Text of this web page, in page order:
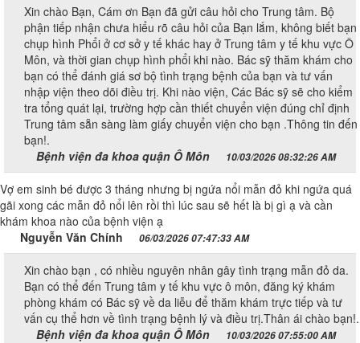
Xin chào Bạn, Cám ơn Bạn đã gửi câu hỏi cho Trung tâm. Bộ
phận tiếp nhận chưa hiểu rõ câu hỏi của Bạn lắm, không biết bạn
chụp hình Phổi ở cơ sở y tế khác hay ở Trung tâm y tế khu vực Ô
Môn, và thời gian chụp hình phổi khi nào. Bác sỹ thăm khám cho
bạn có thể đánh giá sơ bộ tình trạng bệnh của bạn và tư vấn
nhập viện theo dõi điều trị. Khi nào viện, Các Bác sỹ sẽ cho kiểm
tra tổng quát lại, trường hợp cần thiết chuyển viện đúng chỉ định
Trung tâm sẵn sàng làm giấy chuyển viện cho bạn .Thông tin đến
bạn!.
Bệnh viện đa khoa quận Ô Môn
10/03/2026 08:32:26 AM
Vợ em sinh bé được 3 tháng nhưng bị ngứa nổi mẫn đỏ khi ngứa quá
gãi xong các mẫn đỏ nổi lên rồi thì lúc sau sẽ hết là bị gì ạ và cần
khám khoa nào của bệnh viện ạ
Nguyễn Văn Chính 06/03/2026 07:47:33 AM
Xin chào bạn , có nhiều nguyên nhân gây tình trạng mẫn đỏ da.
Bạn có thể đến Trung tâm y tế khu vực ô môn, đăng ký khám
phòng khám có Bác sỹ về da liễu để thăm khám trực tiếp và tư
vấn cụ thể hơn về tình trạng bệnh lý và điều trị.Thân ái chào bạn!.
Bệnh viện đa khoa quận Ô Môn
10/03/2026 07:55:00 AM